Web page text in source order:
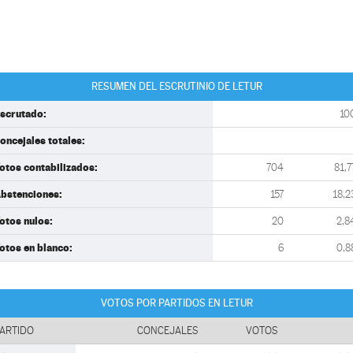
RESUMEN DEL ESCRUTINIO DE LETUR
totales:
contabilizados: 704
157
nulos: 20
en blanco: 6
VOTOS POR PARTIDOS EN LETUR
CONCEJALES VOTOS